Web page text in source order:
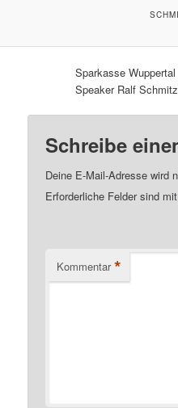
Sparkasse
Speaker Ralf
Schreibe
Deine E-Mail-Adresse wird
Erforderliche Felder sind
Kommentar *